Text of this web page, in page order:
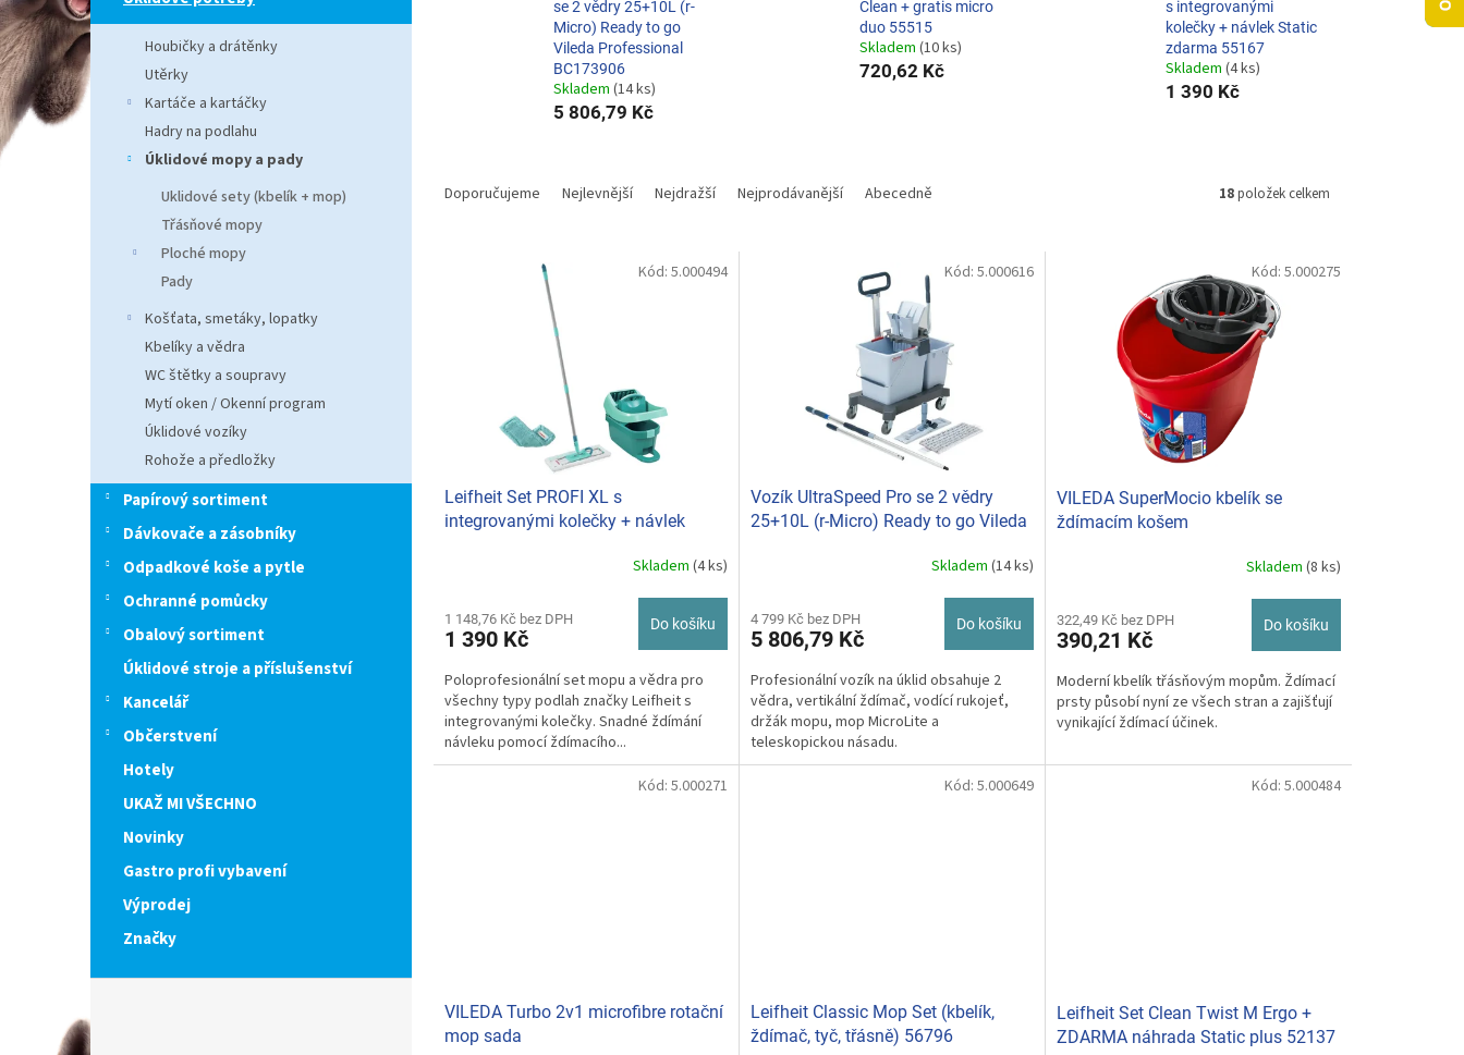
n
e
l
Houbičky a drátěnky
Utěrky
Kartáče a kartáčky
Hadry na podlahu
Úklidové mopy a pady
Uklidové sety (kbelík + mop)
Třásňové mopy
Ploché mopy
Pady
Košťata, smetáky, lopatky
Kbelíky a vědra
WC štětky a soupravy
Mytí oken / Okenní program
Úklidové vozíky
Rohože a předložky
Papírový sortiment
Dávkovače a zásobníky
Odpadkové koše a pytle
Ochranné pomůcky
Obalový sortiment
Úklidové stroje a příslušenství
Kancelář
Občerstvení
Hotely
UKAŽ MI VŠECHNO
Novinky
Gastro profi vybavení
Výprodej
Značky
se 2 vědry 25+10L (r-
Micro) Ready to go
Vileda Professional
BC173906
Skladem (14 ks)
5 806,79 Kč
Clean + gratis micro
duo 55515
Skladem (10 ks)
720,62 Kč
s integrovanými
kolečky + návlek Static
zdarma 55167
Skladem (4 ks)
1 390 Kč
Doporučujeme Nejlevnější Nejdražší Nejprodávanější Abecedně 18položek celkem
Leifheit Set PROFI XL s
integrovanými kolečky + návlek
Skladem (4 ks)
1 148,76 Kč bez DPH
1 390 Kč
Do košíku
Poloprofesionální set mopu a vědra pro
všechny typy podlah značky Leifheit s
integrovanými kolečky. Snadné ždímání
návleku pomocí ždímacího...
Kód: 5.000494
Vozík UltraSpeed Pro se 2 vědry
25+10L (r-Micro) Ready to go Vileda
Skladem (14 ks)
4 799 Kč bez DPH
5 806,79 Kč
Do košíku
Profesionální vozík na úklid obsahuje 2
vědra, vertikální ždímač, vodící rukojeť,
držák mopu, mop MicroLite a
teleskopickou násadu.
Kód: 5.000616
VILEDA SuperMocio kbelík se
ždímacím košem
Skladem (8 ks)
322,49 Kč bez DPH
390,21 Kč
Do košíku
Moderní kbelík třásňovým mopům. Ždímací
prsty působí nyní ze všech stran a zajišťují
vynikající ždímací účinek.
Kód: 5.000275
VILEDA Turbo 2v1 microfibre rotační
mop sada
Kód: 5.000271
Leifheit Classic Mop Set (kbelík,
ždímač, tyč, třásně) 56796
Kód: 5.000649
Leifheit Set Clean Twist M Ergo +
ZDARMA náhrada Static plus 52137
Kód: 5.000484